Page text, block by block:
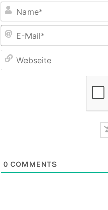
0 COMMENTS